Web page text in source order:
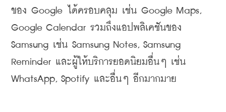
ของ Google ได้ครอบคลุม เช่น Google Maps,
Google Calendar รวมถึงแอปพลิเคชันของ
Samsung เช่น Samsung Notes, Samsung
Reminder และผู้ให้บริการยอดนิยมอื่นๆ เช่น
WhatsApp, Spotify และอื่นๆ อีกมากมาย